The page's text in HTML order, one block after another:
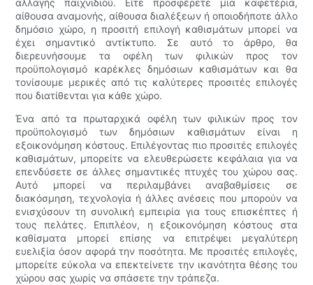
αλλαγής παιχνιδιού. Είτε προσφέρετε μια καφετέρια,
αίθουσα αναμονής, αίθουσα διαλέξεων ή οποιοδήποτε άλλο
δημόσιο χώρο, η προσιτή επιλογή καθισμάτων μπορεί να
έχει σημαντικό αντίκτυπο. Σε αυτό το άρθρο, θα
διερευνήσουμε τα οφέλη των φιλικών προς τον
προϋπολογισμό καρέκλες δημόσιων καθισμάτων και θα
τονίσουμε μερικές από τις καλύτερες προσιτές επιλογές
που διατίθενται για κάθε χώρο.
Ένα από τα πρωταρχικά οφέλη των φιλικών προς τον
προϋπολογισμό των δημόσιων καθισμάτων είναι η
εξοικονόμηση κόστους. Επιλέγοντας πιο προσιτές επιλογές
καθισμάτων, μπορείτε να ελευθερώσετε κεφάλαια για να
επενδύσετε σε άλλες σημαντικές πτυχές του χώρου σας.
Αυτό μπορεί να περιλαμβάνει αναβαθμίσεις σε
διακόσμηση, τεχνολογία ή άλλες ανέσεις που μπορούν να
ενισχύσουν τη συνολική εμπειρία για τους επισκέπτες ή
τους πελάτες. Επιπλέον, η εξοικονόμηση κόστους στα
καθίσματα μπορεί επίσης να επιτρέψει μεγαλύτερη
ευελιξία όσον αφορά την ποσότητα. Με προσιτές επιλογές,
μπορείτε εύκολα να επεκτείνετε την ικανότητα θέσης του
χώρου σας χωρίς να σπάσετε την τράπεζα.